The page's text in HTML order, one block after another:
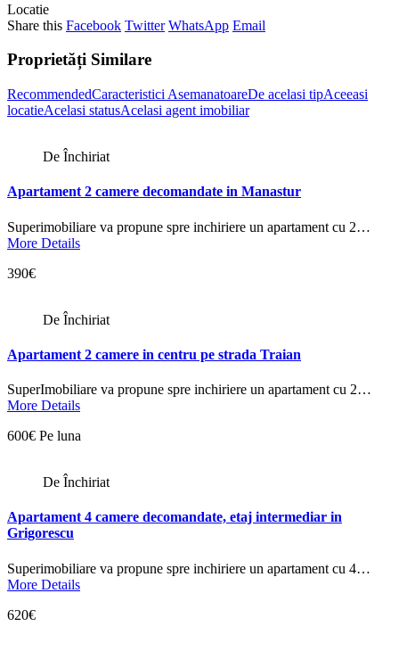
Locatie
Share this Facebook Twitter WhatsApp Email
Proprietăți Similare
RecommendedCaracteristici AsemanatoareDe acelasi tipAceeasi
locatieAcelasi statusAcelasi agent imobiliar
De Închiriat
Apartament 2 camere decomandate in Manastur
Superimobiliare va propune spre inchiriere un apartament cu 2…
More Details
390€
De Închiriat
Apartament 2 camere in centru pe strada Traian
SuperImobiliare va propune spre inchiriere un apartament cu 2…
More Details
600€ Pe luna
De Închiriat
Apartament 4 camere decomandate, etaj intermediar in
Grigorescu
Superimobiliare va propune spre inchiriere un apartament cu 4…
More Details
620€